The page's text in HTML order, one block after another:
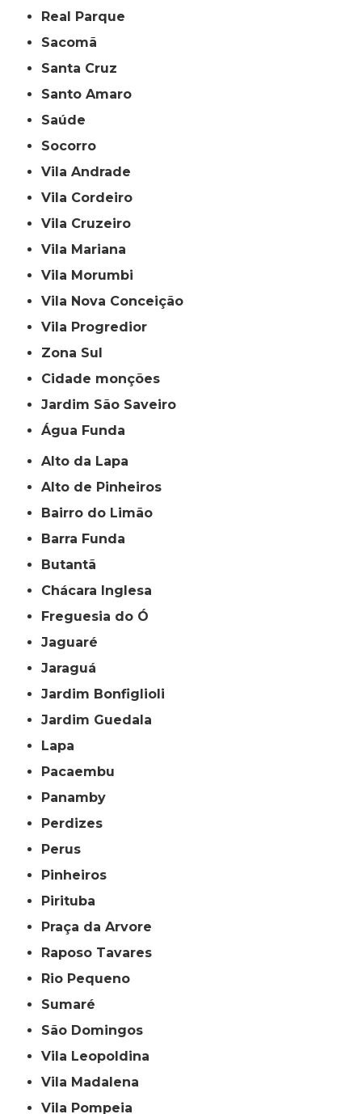
Real Parque
Sacomã
Santa Cruz
Santo Amaro
Saúde
Socorro
Vila Andrade
Vila Cordeiro
Vila Cruzeiro
Vila Mariana
Vila Morumbi
Vila Nova Conceição
Vila Progredior
Zona Sul
cidade monções
jardim São Saveiro
Água Funda
Alto da Lapa
Alto de Pinheiros
Bairro do Limão
Barra Funda
Butantã
Chácara Inglesa
Freguesia do Ó
Jaguaré
Jaraguá
Jardim Bonfiglioli
Jardim Guedala
Lapa
Pacaembu
Panamby
Perdizes
Perus
Pinheiros
Pirituba
Praça da Arvore
Raposo Tavares
Rio Pequeno
Sumaré
São Domingos
Vila Leopoldina
Vila Madalena
Vila Pompeia